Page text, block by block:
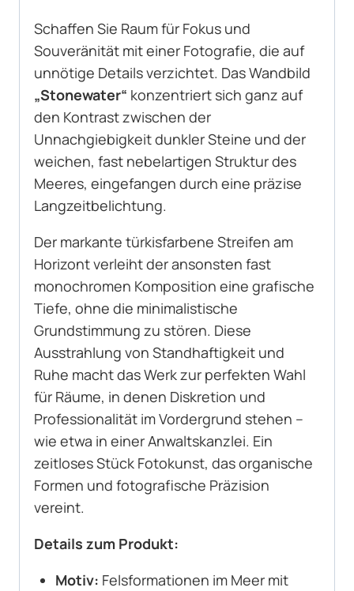
Schaffen Sie Raum für Fokus und
Souveränität mit einer Fotografie, die auf
unnötige Details verzichtet. Das Wandbild
„Stonewater“ konzentriert sich ganz auf
den Kontrast zwischen der
Unnachgiebigkeit dunkler Steine und der
weichen, fast nebelartigen Struktur des
Meeres, eingefangen durch eine präzise
Langzeitbelichtung.
Der markante türkisfarbene Streifen am
Horizont verleiht der ansonsten fast
monochromen Komposition eine grafische
Tiefe, ohne die minimalistische
Grundstimmung zu stören. Diese
Ausstrahlung von Standhaftigkeit und
Ruhe macht das Werk zur perfekten Wahl
für Räume, in denen Diskretion und
Professionalität im Vordergrund stehen –
wie etwa in einer Anwaltskanzlei. Ein
zeitloses Stück Fotokunst, das organische
Formen und fotografische Präzision
vereint.
Details zum Produkt:
Motiv: Felsformationen im Meer mit